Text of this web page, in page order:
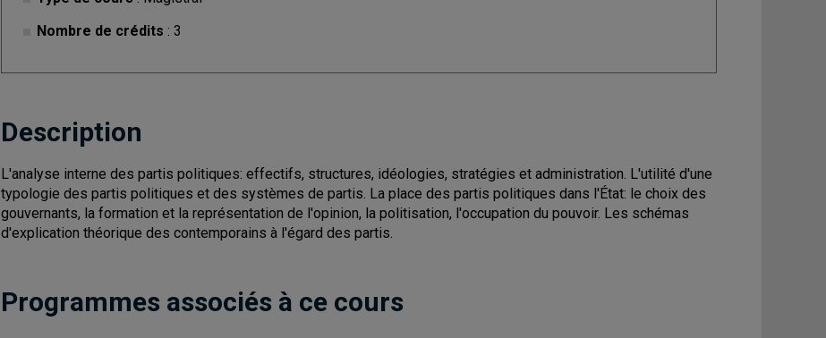
Nombre de crédits : 3
Description
L'analyse interne des partis politiques: effectifs, structures, idéologies, stratégies et administration. L'utilité d'une
typologie des partis politiques et des systèmes de partis. La place des partis politiques dans l'État: le choix des
gouvernants, la formation et la représentation de l'opinion, la politisation, l'occupation du pouvoir. Les schémas
d'explication théorique des contemporains à l'égard des partis.
Programmes associés à ce cours